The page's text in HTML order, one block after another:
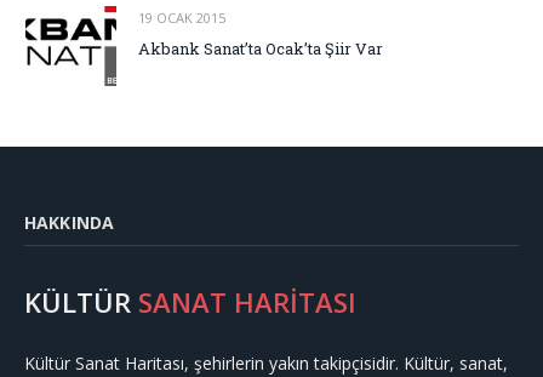
19 OCAK 2015
Akbank Sanat’ta Ocak’ta Şiir Var
HAKKINDA
KÜLTÜR SANAT HARİTASI
Kültür Sanat Haritası, şehirlerin yakın takipçisidir. Kültür, sanat,